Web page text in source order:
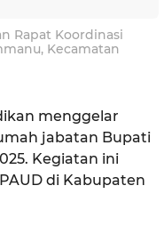
Rapat Koordinasi
Kecamatan
menggelar
jabatan Bupati
Kegiatan ini
di Kabupaten